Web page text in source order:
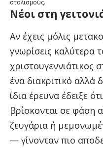
στολισμούς.
Νέοι στη
Αν έχεις μόλις
γνωρίσεις καλύτερα
χριστουγεννιάτικος
ένα διακριτικό
ίδια έρευνα έδειξε
βρίσκονται σε φάση
ζευγάρια ή
— γίνονταν πιο